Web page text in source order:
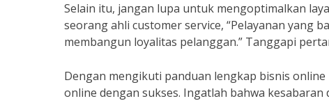
Selain itu, jangan lupa untuk mengoptimalkan
seorang ahli customer service, “Pelayanan yang
membangun loyalitas pelanggan.” Tanggapi
Dengan mengikuti panduan lengkap bisnis
online dengan sukses. Ingatlah bahwa